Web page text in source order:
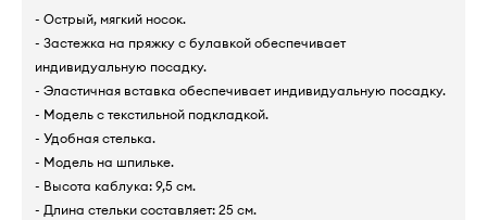
- Острый, мягкий носок.
- Застежка на пряжку с булавкой обеспечивает
индивидуальную посадку.
- Эластичная вставка обеспечивает индивидуальную посадку.
- Модель с текстильной подкладкой.
- Удобная стелька.
- Модель на шпильке.
- Высота каблука: 9,5 см.
- Длина стельки составляет: 25 см.